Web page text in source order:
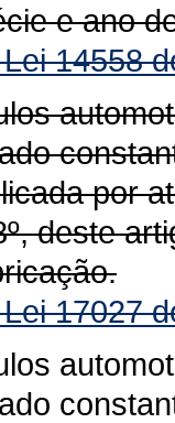
e ano
14558
por
deste
17027